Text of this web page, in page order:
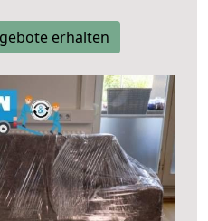
erhalten